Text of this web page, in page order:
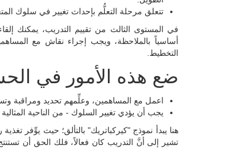
تتعلق مرحلة التعلُّم بإحداث تغيير في سلوك
في المستوى الثالث من تقييم التدريب، يمكنك
أساسياً بالملاحظة، ويجب إجراء نقاش مع
التخطيط.
ضع هذه الأمور في
اعمل مع المساهمين، وعلِّمهم تحديد ومراقبة
يجب أن يؤدي تغيير السلوك - من الناحية
هنا يبدأ نموذج "كيركباتريك" بالتألق؛ حيث يوِّفر
تشير إلى أنَّ التدريب كان فعالاً، فلك الحق أن